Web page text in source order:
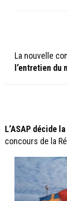
La nouvelle
l’entretien du
L’ASAP décide
concours de la